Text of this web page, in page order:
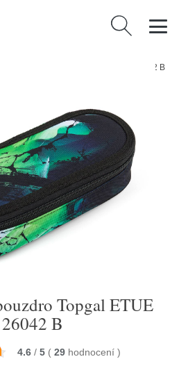
Vyhledávání
Studentské pouzdro Topgal ETUE 26042 B
Topgal ETUE
26042 B
4.6 / 5 ( 29 hodnocení )